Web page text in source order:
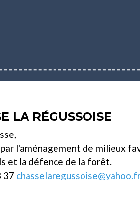
LA RÉGUSSOISE
l'aménagement de milieux
et la défence de la forêt.
37 chasselaregussoise@yahoo.fr